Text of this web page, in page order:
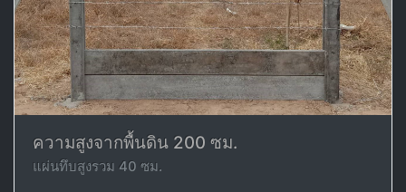
ความสูงจากพื้นดิน 200 ซม.
แผ่นทึบสูงรวม 40 ซม.